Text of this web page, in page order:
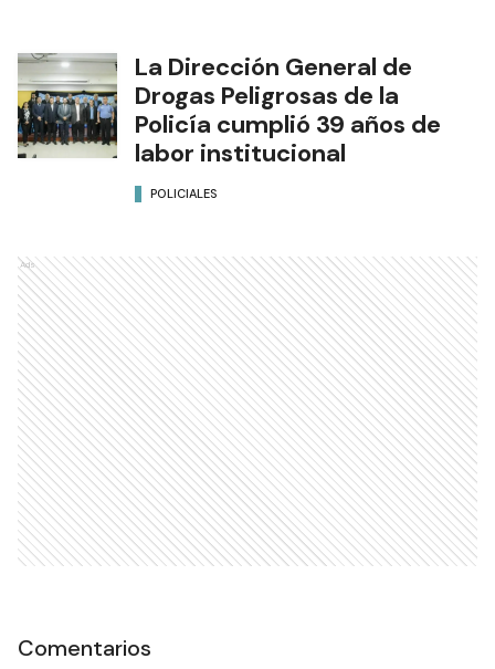
La Dirección General de
Drogas Peligrosas de la
Policía cumplió 39 años de
labor institucional
POLICIALES
Ads
Comentarios